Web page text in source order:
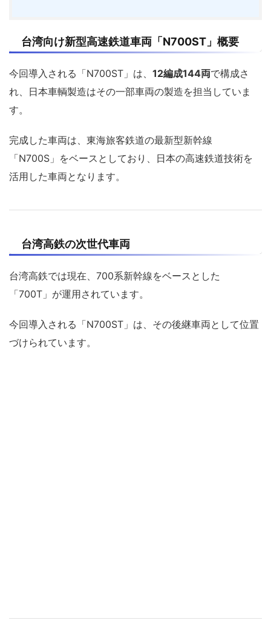
台湾向け新型高速鉄道車両「N700ST」概要
今回導入される「N700ST」は、 12編成144両で構成さ
れ、日本車輌製造はその一部車両の製造を担当していま
す。
完成した車両は、東海旅客鉄道の最新型新幹線
「N700S」をベースとしており、日本の高速鉄道技術を
活用した車両となります。
台湾高鉄の次世代車両
台湾高鉄では現在、700系新幹線をベースとした
「700T」が運用されています。
今回導入される「N700ST」は、その後継車両として位置
づけられています。